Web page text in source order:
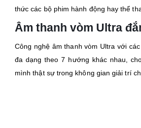
thức các bộ phim hành động hay thể
Âm thanh vòm Ultra
Công nghệ âm thanh vòm Ultra với
đa dạng theo 7 hướng khác nhau,
mình thật sự trong không gian giải trí